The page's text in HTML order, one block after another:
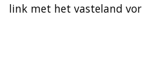
link met het vasteland